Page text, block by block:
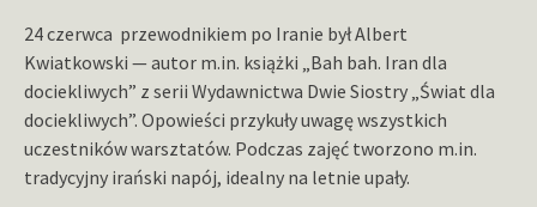
24 czerwca przewodnikiem po Iranie był Albert
Kwiatkowski — autor m.in. książki „Bah bah. Iran dla
dociekliwych” z serii Wydawnictwa Dwie Siostry „Świat dla
dociekliwych”. Opowieści przykuły uwagę wszystkich
uczestników warsztatów. Podczas zajęć tworzono m.in.
tradycyjny irański napój, idealny na letnie upały.